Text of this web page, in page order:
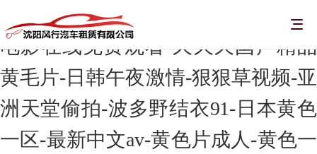
毛片无码一区二区三区a片视频-黄色
电影在线免费观看-久久久国产精品
黄毛片-日韩午夜激情-狠狠草视频-亚
洲天堂偷拍-波多野结衣91-日本黄色
一区-最新中文av-黄色片成人-黄色一